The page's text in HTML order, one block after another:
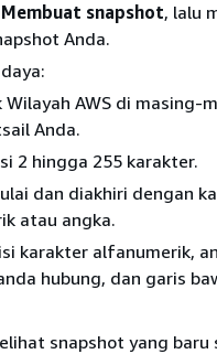
Membuat snapshot, lalu
Anda.
Wilayah AWS di masing-
Anda.
2 hingga 255 karakter.
dan diakhiri dengan
atau angka.
karakter alfanumerik,
hubung, dan garis
snapshot yang baru